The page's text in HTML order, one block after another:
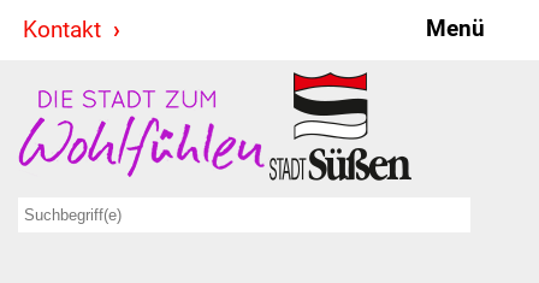
Kontakt Menü
Stadt & Politik
Bürgermeister